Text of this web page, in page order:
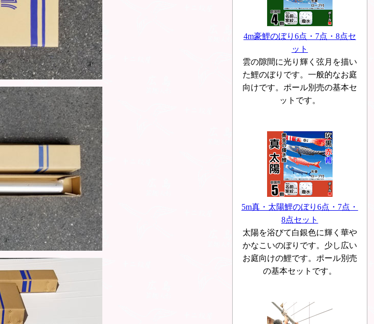
4m豪鯉のぼり6点・7点・8点セ
ット
雲の隙間に光り輝く弦月を描い
た鯉のぼりです。一般的なお庭
向けです。ポール別売の基本セ
ットです。
5m真・太陽鯉のぼり6点・7点・
8点セット
太陽を浴びて白銀色に輝く華や
かなこいのぼりです。少し広い
お庭向けの鯉です。ポール別売
の基本セットです。